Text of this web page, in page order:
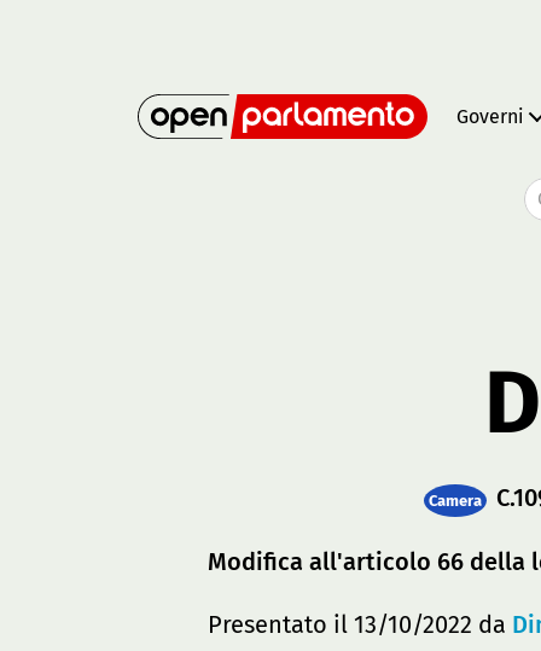
Governi
Camera
Modifica all'articolo 66 della
Presentato il 13/10/2022 da